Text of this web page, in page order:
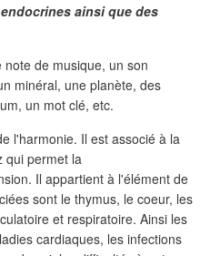
ainsi que des
de musique, un son
minéral, une planète, des
un mot clé, etc.
l'harmonie. Il est associé à la
qui permet la
Il appartient à l'élément de
sont le thymus, le coeur, les
et respiratoire. Ainsi les
cardiaques, les infections